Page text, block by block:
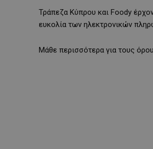
Τράπεζα Κύπρου και Foody
ευκολία των ηλεκτρονικών
Μάθε περισσότερα για τους